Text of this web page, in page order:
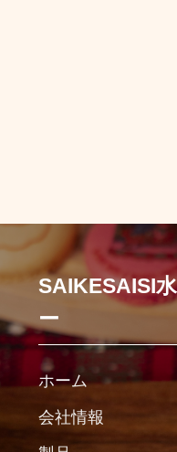
SAIKESAISI
ー
ホーム
会社情報